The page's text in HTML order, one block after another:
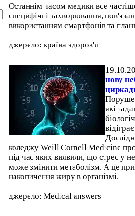
Останнім часом медики все
специфічні захворювання,
використанням смартфонів та
джерело: країна здоров'я
нову
які
коледжу Weill Cornell Medicine
під час яких виявили, що стрес у
може змінити метаболізм. А це
накопичення жиру в організмі.
джерело: Medical answers